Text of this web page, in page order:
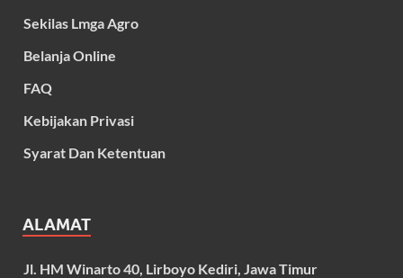
Sekilas Lmga Agro
Belanja Online
FAQ
Kebijakan Privasi
Syarat Dan Ketentuan
ALAMAT
Jl. HM Winarto 40, Lirboyo Kediri, Jawa Timur